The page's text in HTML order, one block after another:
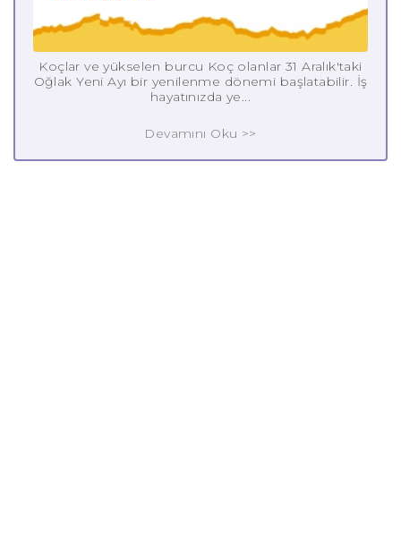
Koçlar ve yükselen burcu Koç olanlar 31 Aralık'taki
Oğlak Yeni Ayı bir yenilenme dönemi başlatabilir. İş
hayatınızda ye...
Devamını Oku >>